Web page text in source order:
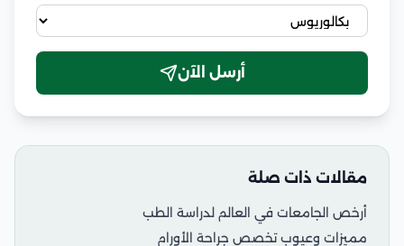
أرسل الآن
مقالات ذات صلة
أرخص الجامعات في العالم لدراسة الطب
مميزات وعيوب تخصص جراحة الأورام